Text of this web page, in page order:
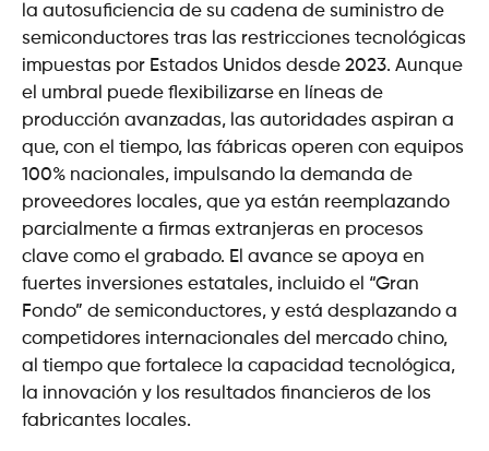
la autosuficiencia de su cadena de suministro de
semiconductores tras las restricciones tecnológicas
impuestas por Estados Unidos desde 2023. Aunque
el umbral puede flexibilizarse en líneas de
producción avanzadas, las autoridades aspiran a
que, con el tiempo, las fábricas operen con equipos
100% nacionales, impulsando la demanda de
proveedores locales, que ya están reemplazando
parcialmente a firmas extranjeras en procesos
clave como el grabado. El avance se apoya en
fuertes inversiones estatales, incluido el “Gran
Fondo” de semiconductores, y está desplazando a
competidores internacionales del mercado chino,
al tiempo que fortalece la capacidad tecnológica,
la innovación y los resultados financieros de los
fabricantes locales.